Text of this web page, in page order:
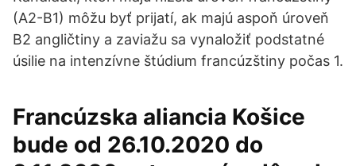
(A2-B1) môžu byť prijatí, ak majú aspoň úroveň
B2 angličtiny a zaviažu sa vynaložiť podstatné
úsilie na intenzívne štúdium francúzštiny počas 1.
Francúzska aliancia Košice
bude od 26.10.2020 do